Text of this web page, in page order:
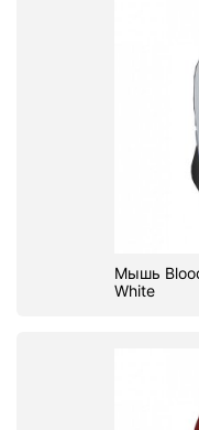
Мышь
White